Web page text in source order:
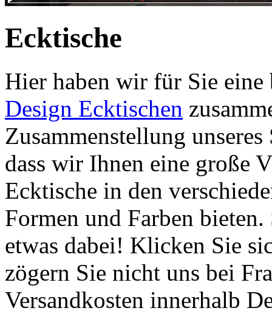
Ecktische
Hier haben wir für Sie eine
Design Ecktischen
Zusammenstellung
dass wir Ihnen eine große
Ecktische in den
Formen und Farben
etwas dabei! Klicken Sie
zögern Sie nicht uns bei
Versandkosten innerhalb